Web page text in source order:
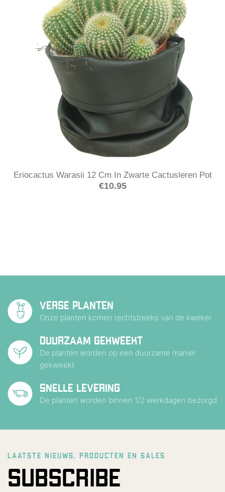
Eriocactus Warasii 12 Cm In Zwarte Cactusleren Pot
€10.95
VERSE PLANTEN
Onze planten komen rechtstreeks van de kweker
DUURZAAM GEKWEEKT
De planten worden op een duurzame manier
gekweekt
SNELLE LEVERING
De planten worden binnen 1/2 werkdagen bezorgd
LAATSTE NIEUWS, PRODUCTEN EN SALES
SUBSCRIBE